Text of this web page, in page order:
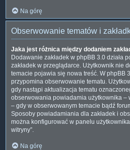
Na górę
Obserwowanie tematów i
Jaka jest różnica między dodaniem
Dodawanie zakładek w phpBB 3.0 działa
zakładek w przeglądarce. Użytkownik nie
temacie pojawia się nowa treść. W phpBB
przypomina obserwowanie tematu.
gdy nastąpi aktualizacja tematu
obserwowania powiadamia użytkownika –
– gdy w obserwowanym temacie bądź
Sposoby powiadamiania dla zakładek i
można konfigurować w panelu
witryny”.
Na górę